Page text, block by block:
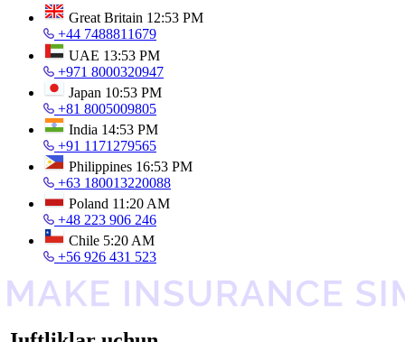
Great Britain 12:53 PM
+44 7488811679
UAE 13:53 PM
+971 8000320947
Japan 10:53 PM
+81 8005009805
India 14:53 PM
+91 1171279565
Philippines 16:53 PM
+63 180013220088
Poland 11:20 AM
+48 223 906 246
Chile 5:20 AM
+56 926 431 523